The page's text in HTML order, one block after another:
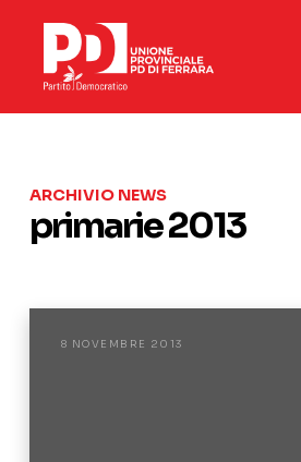
ARCHIVIO NEWS
primarie 2013
8 NOVEMBRE 2013